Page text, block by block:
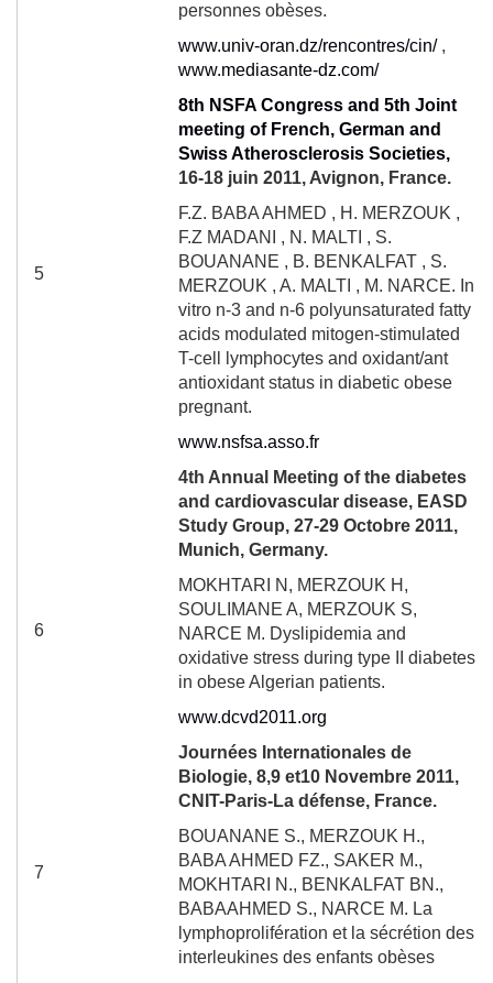
personnes obèses.
www.univ-oran.dz/rencontres/cin/,
www.mediasante-dz.com/
5
8th NSFA Congress and 5th Joint
meeting of French, German and
Swiss Atherosclerosis Societies,
16-18 juin 2011, Avignon, France.
F.Z. BABA AHMED , H. MERZOUK ,
F.Z MADANI , N. MALTI , S.
BOUANANE , B. BENKALFAT , S.
MERZOUK , A. MALTI , M. NARCE. In
vitro n-3 and n-6 polyunsaturated fatty
acids modulated mitogen-stimulated
T-cell lymphocytes and oxidant/ant
antioxidant status in diabetic obese
pregnant.
www.nsfsa.asso.fr
6
4th Annual Meeting of the diabetes
and cardiovascular disease, EASD
Study Group, 27-29 Octobre 2011,
Munich, Germany.
MOKHTARI N, MERZOUK H,
SOULIMANE A, MERZOUK S,
NARCE M. Dyslipidemia and
oxidative stress during type II diabetes
in obese Algerian patients.
www.dcvd2011.org
7
Journées Internationales de
Biologie, 8,9 et10 Novembre 2011,
CNIT-Paris-La défense, France.
BOUANANE S., MERZOUK H.,
BABA AHMED FZ., SAKER M.,
MOKHTARI N., BENKALFAT BN.,
BABAAHMED S., NARCE M. La
lymphoprolifération et la sécrétion des
interleukines des enfants obèses